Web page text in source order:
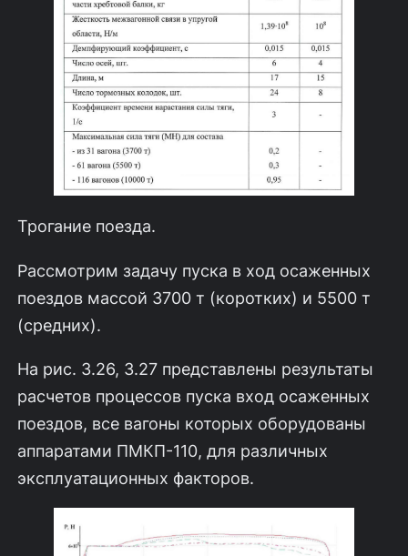
Трогание поезда.
Рассмотрим задачу пуска в ход осаженных
поездов массой 3700 т (корот­ких) и 5500 т
(средних).
На рис. 3.26, 3.27 представлены результаты
расчетов процессов пуска вход осаженных
поездов, все вагоны которых оборудованы
аппаратами ПМКП-110, для различных
эксплуатационных факторов.